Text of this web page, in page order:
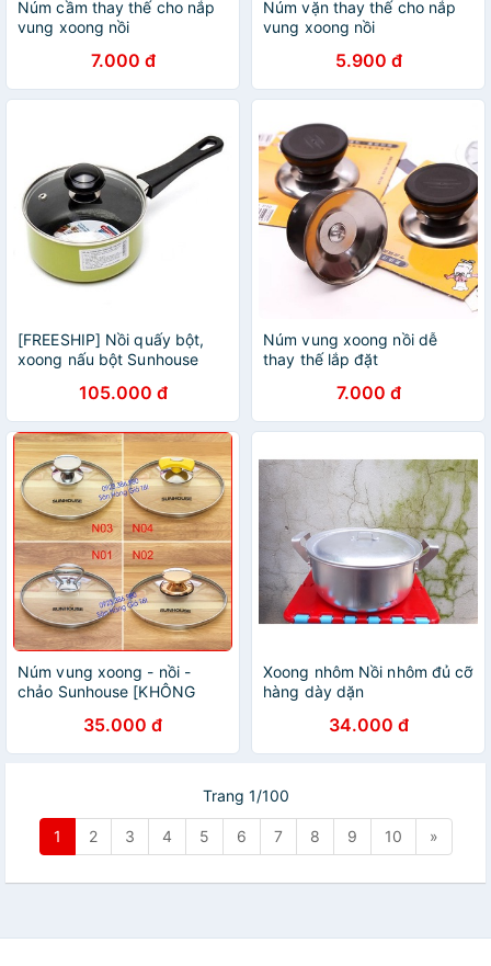
Núm cầm thay thế cho nắp
vung xoong nồi
7.000 đ
Núm vặn thay thế cho nắp
vung xoong nồi
5.900 đ
[FREESHIP] Nồi quấy bột,
xoong nấu bột Sunhouse
105.000 đ
Núm vung xoong nồi dễ
thay thế lắp đặt
7.000 đ
Núm vung xoong - nồi -
chảo Sunhouse [KHÔNG
35.000 đ
Xoong nhôm Nồi nhôm đủ cỡ
hàng dày dặn
34.000 đ
Trang 1/100
1 2 3 4 5 6 7 8 9 10 »